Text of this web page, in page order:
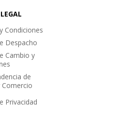
LEGAL
Condiciones
Despacho
Cambio y
de
Comercio
Privacidad